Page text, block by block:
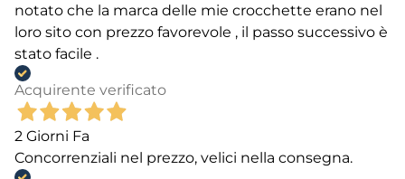
notato che la marca delle mie crocchette erano nel
loro sito con prezzo favorevole , il passo successivo è
stato facile .
Acquirente verificato
2 Giorni Fa
Concorrenziali nel prezzo, velici nella consegna.